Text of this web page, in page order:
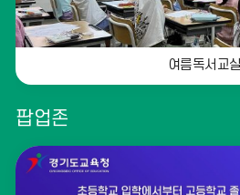
여름독서교실
팝업존